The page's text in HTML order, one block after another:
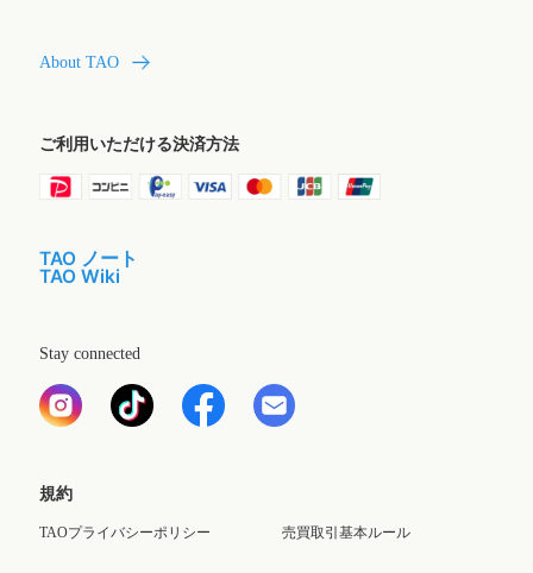
About TAO
ご利用いただける決済方法
TAO ノート
TAO Wiki
Stay connected
規約
TAOプライバシーポリシー 売買取引基本ルール